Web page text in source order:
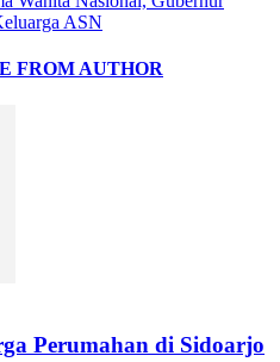
ASN
FROM AUTHOR
Perumahan di Sidoarjo